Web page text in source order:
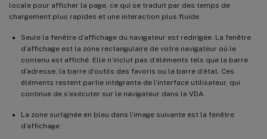
locale pour afficher la page, ce qui se traduit par des temps de
chargement plus rapides et une interaction plus fluide.
Seule la fenêtre d’affichage du navigateur est redirigée. La fenêtre
d’affichage est la zone rectangulaire de votre navigateur où le
contenu est affiché. Elle n’inclut pas d’éléments tels que la barre
d’adresse, la barre d’outils des favoris ou la barre d’état. Ces
éléments restent partie intégrante de l’interface utilisateur, qui
continue de s’exécuter sur le navigateur dans le VDA.
La zone surlignée en bleu dans l’image suivante est la fenêtre
d’affichage :